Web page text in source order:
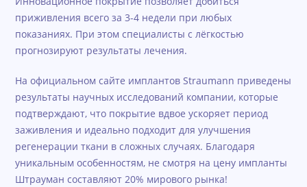
приживления всего за 3-4 недели при любых
показаниях. При этом специалисты с лёгкостью
прогнозируют результаты лечения.
На официальном сайте имплантов Straumann приведены
результаты научных исследований компании, которые
подтверждают, что покрытие вдвое ускоряет период
заживления и идеально подходит для улучшения
регенерации ткани в сложных случаях. Благодаря
уникальным особенностям, не смотря на цену импланты
Штрауман составляют 20% мирового рынка!